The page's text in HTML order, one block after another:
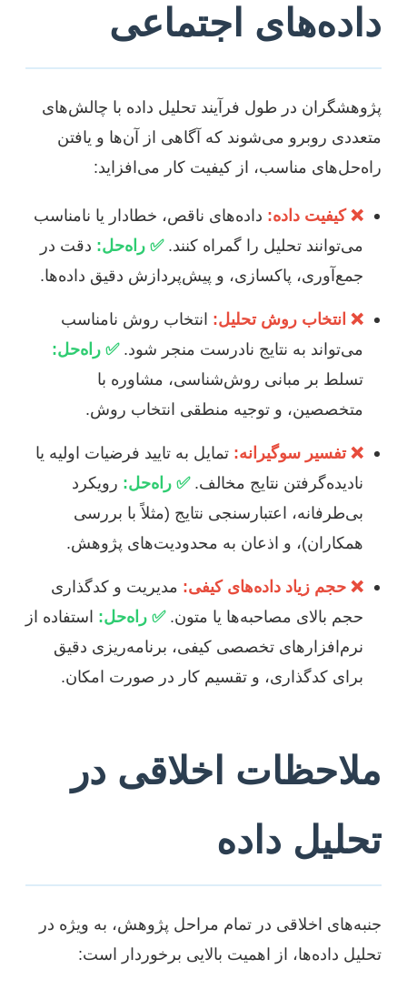
داده‌های اجتماعی
پژوهشگران در طول فرآیند تحلیل داده با چالش‌های
متعددی روبرو می‌شوند که آگاهی از آن‌ها و یافتن
راه‌حل‌های مناسب، از کیفیت کار می‌افزاید:
❌ کیفیت داده: داده‌های ناقص، خطا‌دار یا نامناسب
می‌توانند تحلیل را گمراه کنند.✅ راه‌حل: دقت در
جمع‌آوری، پاکسازی، و پیش‌پردازش دقیق داده‌ها.
❌ انتخاب روش تحلیل: انتخاب روش نامناسب
می‌تواند به نتایج نادرست منجر شود.✅ راه‌حل:
تسلط بر مبانی روش‌شناسی، مشاوره با
متخصصین، و توجیه منطقی انتخاب روش.
❌ تفسیر سوگیرانه: تمایل به تایید فرضیات اولیه یا
نادیده‌گرفتن نتایج مخالف.✅ راه‌حل: رویکرد
بی‌طرفانه، اعتبارسنجی نتایج (مثلاً با بررسی
همکاران)، و اذعان به محدودیت‌های پژوهش.
❌ حجم زیاد داده‌های کیفی: مدیریت و کدگذاری
حجم بالای مصاحبه‌ها یا متون.✅ راه‌حل: استفاده از
نرم‌افزارهای تخصصی کیفی، برنامه‌ریزی دقیق
برای کدگذاری، و تقسیم کار در صورت امکان.
ملاحظات اخلاقی در
تحلیل داده
جنبه‌های اخلاقی در تمام مراحل پژوهش، به ویژه در
تحلیل داده‌ها، از اهمیت بالایی برخوردار است: